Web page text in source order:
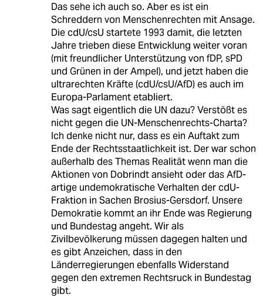
Das sehe ich auch so. Aber es ist ein
Schreddern von Menschenrechten mit Ansage.
Die cdU/csU startete 1993 damit, die letzten
Jahre trieben diese Entwicklung weiter voran
(mit freundlicher Unterstützung von fDP, sPD
und Grünen in der Ampel), und jetzt haben die
ultrarechten Kräfte (cdU/csU/AfD) es auch im
Europa-Parlament etabliert.
Was sagt eigentlich die UN dazu? Verstößt es
nicht gegen die UN-Menschenrechts-Charta?
Ich denke nicht nur, dass es ein Auftakt zum
Ende der Rechtsstaatlichkeit ist. Der war schon
außerhalb des Themas Realität wenn man die
Aktionen von Dobrindt ansieht oder das AfD-
artige undemokratische Verhalten der cdU-
Fraktion in Sachen Brosius-Gersdorf. Unsere
Demokratie kommt an ihr Ende was Regierung
und Bundestag angeht. Wir als
Zivilbevölkerung müssen dagegen halten und
es gibt Anzeichen, dass in den
Länderregierungen ebenfalls Widerstand
gegen den extremen Rechtsruck in Bundestag
gibt.